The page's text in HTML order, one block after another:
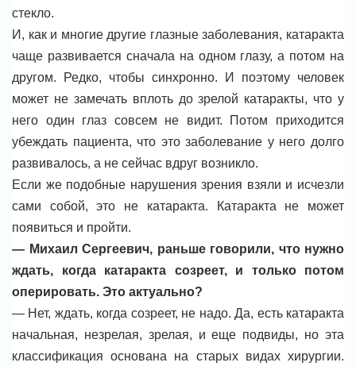
стекло.
И, как и многие другие глазные заболевания, катаракта
чаще развивается сначала на одном глазу, а потом на
другом. Редко, чтобы синхронно. И поэтому человек
может не замечать вплоть до зрелой катаракты, что у
него один глаз совсем не видит. Потом приходится
убеждать пациента, что это заболевание у него долго
развивалось, а не сейчас вдруг возникло.
Если же подобные нарушения зрения взяли и исчезли
сами собой, это не катаракта. Катаракта не может
появиться и пройти.
— Михаил Сергеевич, раньше говорили, что нужно
ждать, когда катаракта созреет, и только потом
оперировать. Это актуально?
— Нет, ждать, когда созреет, не надо. Да, есть катаракта
начальная, незрелая, зрелая, и еще подвиды, но эта
классификация основана на старых видах хирургии.